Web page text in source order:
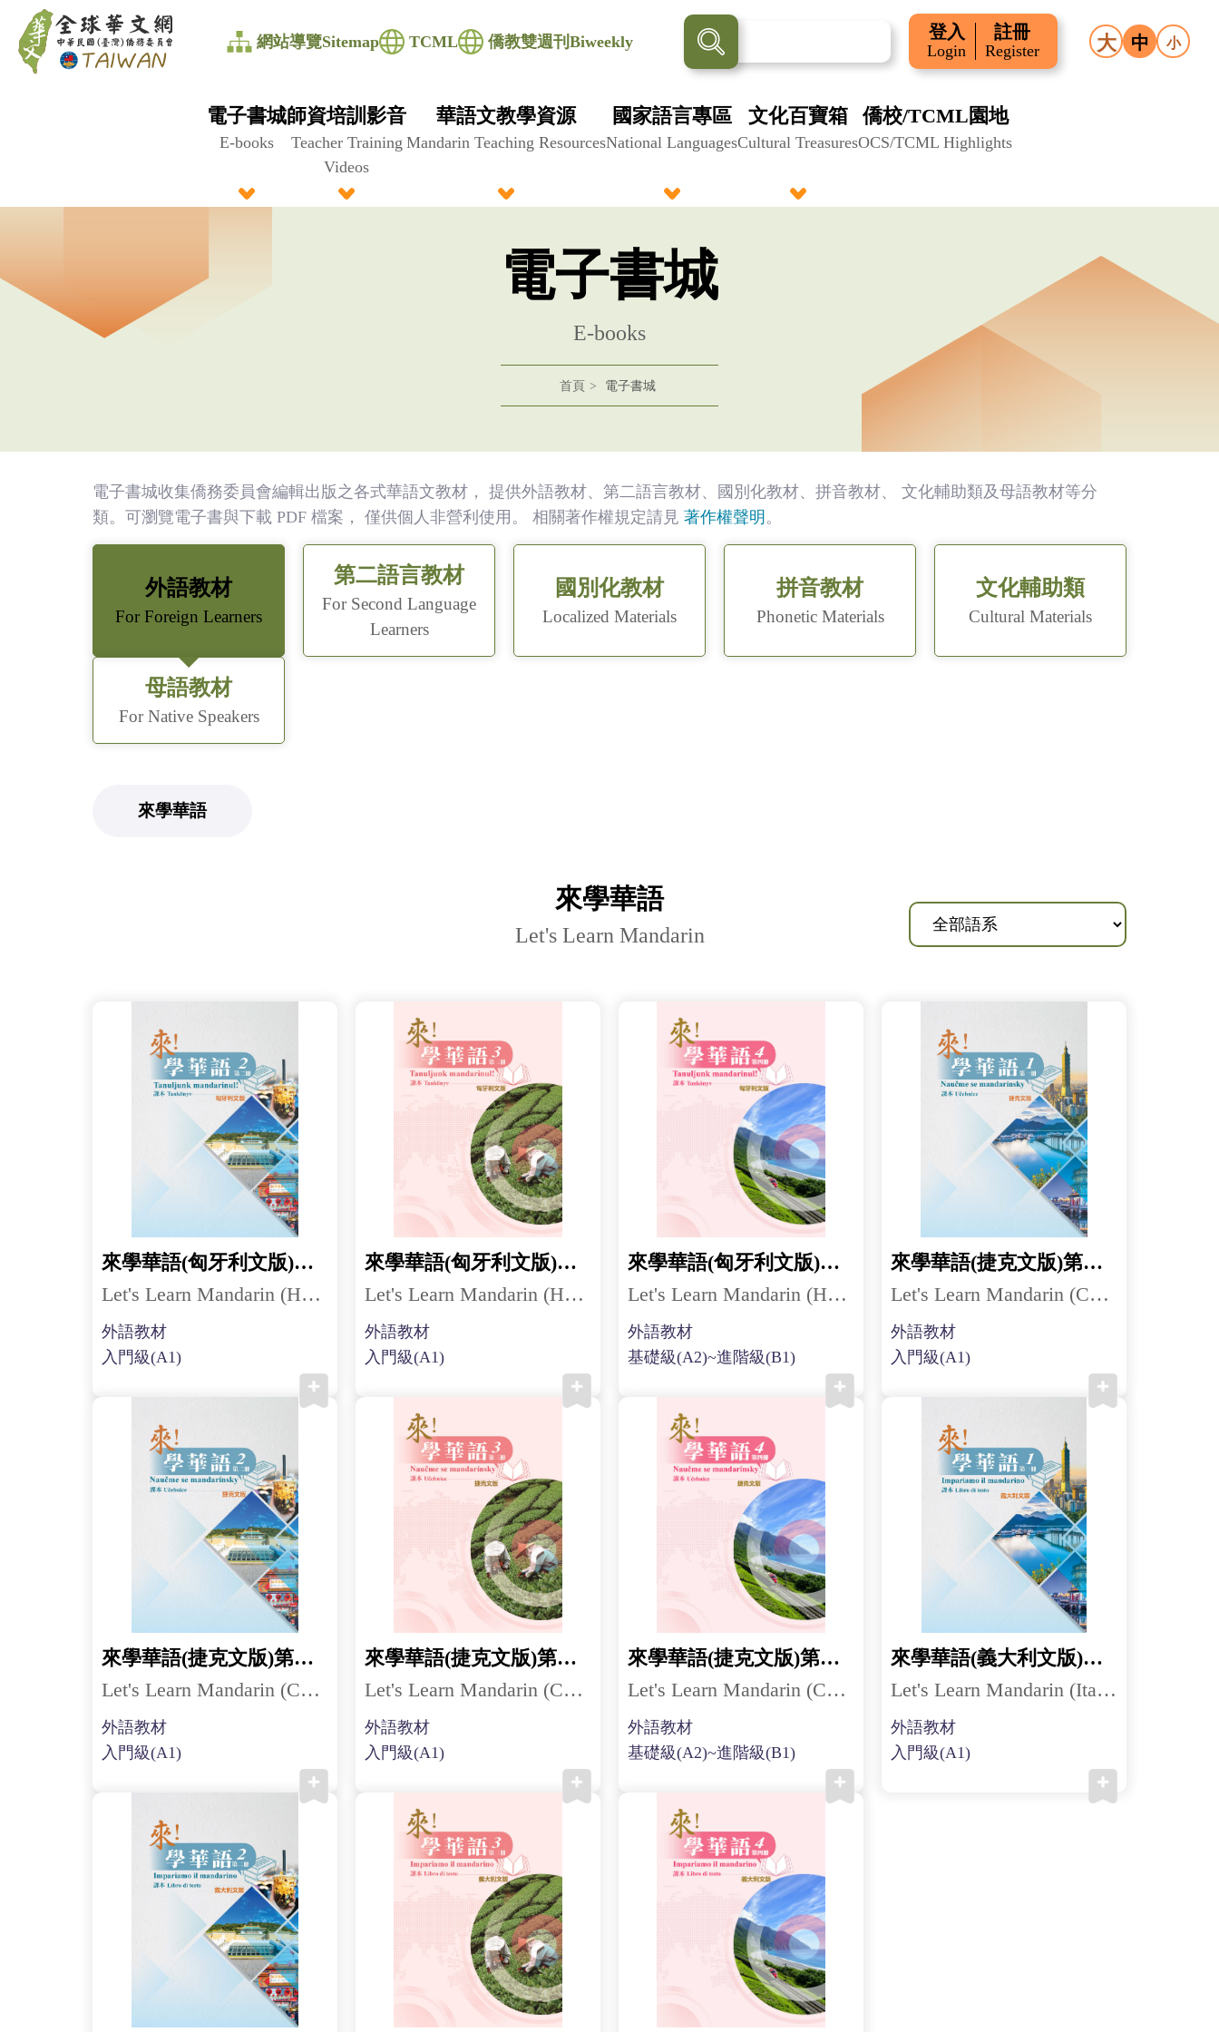
全
球
華
灣)
網站導覽Sitemap TCML 僑教雙週刊Biweekly 登入
Login
註冊
Register 大 中 小
電子書城
E-books
師資培訓影音
Teacher Training
Videos
華語文教學資源
Mandarin Teaching Resources
國家語言專區
National Languages
文化百寶箱
Cultural Treasures
僑校/TCML園地
OCS/TCML Highlights
電子書城
E-books
首頁 電子書城
電子書城收集僑務委員會編輯出版之各式華語文教材， 提供外語教材、第二語言教材、國別化教材、拼音教材、 文化輔助類及母語教材等分
類。可瀏覽電子書與下載 PDF 檔案， 僅供個人非營利使用。 相關著作權規定請見 著作權聲明 。
外語教材
For Foreign Learners
第二語言教材
For Second Language
Learners
國別化教材
Localized Materials
拼音教材
Phonetic Materials
文化輔助類
Cultural Materials
母語教材
For Native Speakers
來學華語
來學華語
Let's Learn Mandarin
來學華語(匈牙利文版)第二冊
Let's Learn Mandarin (Hungarian) 2
外語教材
入門級(A1)
來學華語(匈牙利文版)第三冊
Let's Learn Mandarin (Hungarian) 3
外語教材
入門級(A1)
來學華語(匈牙利文版)第四冊
Let's Learn Mandarin (Hungarian) 4
外語教材
基礎級(A2)~進階級(B1)
來學華語(捷克文版)第一冊
Let's Learn Mandarin (Czech) 1
外語教材
入門級(A1)
來學華語(捷克文版)第二冊
Let's Learn Mandarin (Czech) 2
外語教材
入門級(A1)
來學華語(捷克文版)第三冊
Let's Learn Mandarin (Czech) 3
外語教材
入門級(A1)
來學華語(捷克文版)第四冊
Let's Learn Mandarin (Czech) 4
外語教材
基礎級(A2)~進階級(B1)
來學華語(義大利文版)第一冊
Let's Learn Mandarin (Italian) 1
外語教材
入門級(A1)